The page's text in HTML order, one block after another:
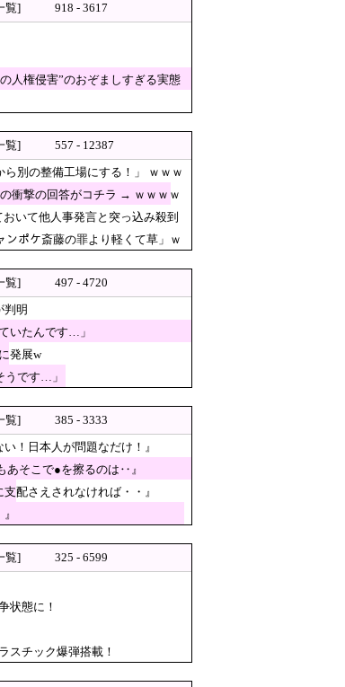
ンドン五輪は銅メダ
ケ斎藤の罪より軽くて草」
！」→「国際的スキャ
・」
帯に洪水流入で崩壊
てしまい……
→ ﾈｯﾄ「あなたの応援して
ちら…」→「これはダ
日本人が問題なだけ！』
明責任どうなった？」とツ
たんです…」
の価値観に照らせば……
覧]
918 - 3617
人権侵害”のおぞましすぎる実態
覧]
557 - 12387
別の整備工場にする！」 ｗｗｗ
衝撃の回答がコチラ → ｗｗｗｗ
いて他人事発言と突っ込み殺到
ポケ斎藤の罪より軽くて草」ｗ
覧]
497 - 4720
判明
いたんです…」
発展w
うです…」
覧]
385 - 3333
！日本人が問題なだけ！』
そこで●を擦るのは‥』
配さえされなければ・・』
覧]
325 - 6599
状態に！
スチック爆弾搭載！